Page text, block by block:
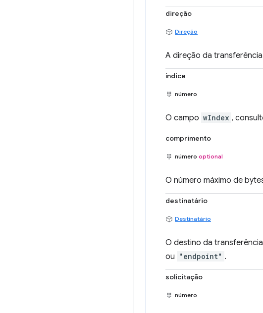
direção
Direção
A direção da
índice
número
O campo wIndex ,
comprimento
número optional
O número máximo de
destinatário
Destinatário
O destino da
ou "endpoint" .
solicitação
número